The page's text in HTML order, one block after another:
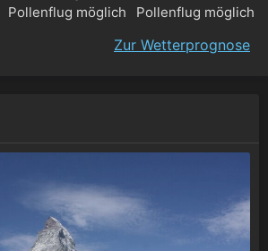
Pollenflug möglich
Pollenflug möglich
Zur Wetterprognose